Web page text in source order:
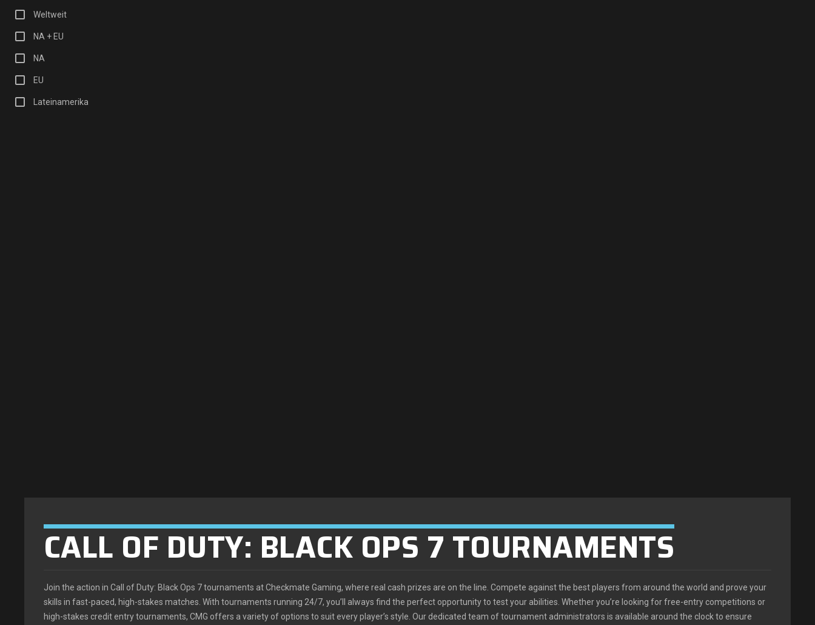
Weltweit
NA + EU
NA
EU
Lateinamerika
CALL OF DUTY: BLACK OPS 7 TOURNAMENTS
Join the action in Call of Duty: Black Ops 7 tournaments at Checkmate Gaming, where real cash prizes are on the line. Compete against the best players from around the world and prove your
skills in fast-paced, high-stakes matches. With tournaments running 24/7, you’ll always find the perfect opportunity to test your abilities. Whether you’re looking for free-entry competitions or
high-stakes credit entry tournaments, CMG offers a variety of options to suit every player’s style. Our dedicated team of tournament administrators is available around the clock to ensure